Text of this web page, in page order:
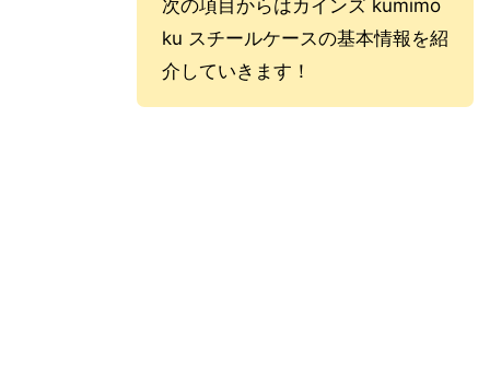
次の項目からはカインズ kumimo
ku スチールケースの基本情報を紹
介していきます！